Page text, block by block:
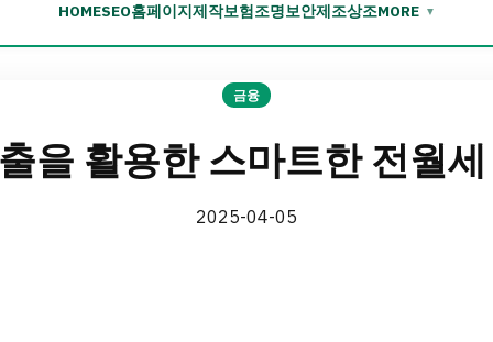
HOMESEO홈페이지제작보험조명보안제조상조MORE ▼
금융
을 활용한 스마트한 전월
2025-04-05